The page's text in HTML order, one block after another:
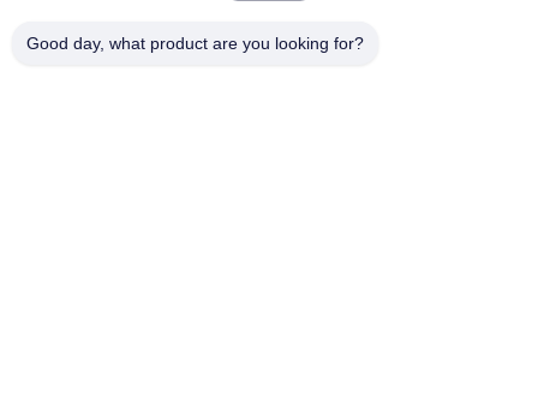
전화
Good day, what product are you looking for?